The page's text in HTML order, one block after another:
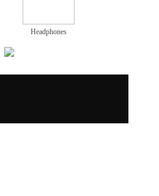
Headphones